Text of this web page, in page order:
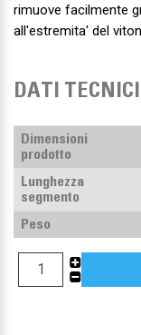
rimuove facilmente
all'estremita' del
DATI TECNICI
Dimensioni
prodotto
Lunghezza
segmento
Peso
+
-